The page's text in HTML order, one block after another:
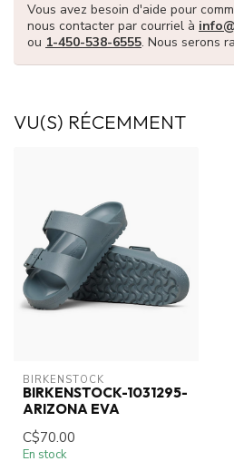
Vous avez besoin d'aide pour
nous contacter par courriel à
ou 1-450-538-6555. Nous serons
VU(S) RÉCEMMENT
BIRKENSTOCK
BIRKENSTOCK-1031295-
ARIZONA EVA
C$70.00
En stock